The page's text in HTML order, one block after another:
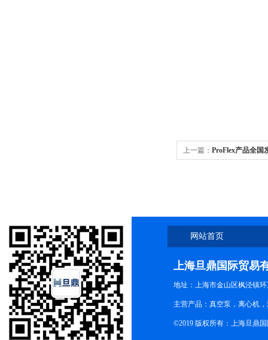
上一篇： ProFlex产品全国
网站首页
上海旦鼎国际贸易
地址：上海市金山区枫泾镇
主营产品：真空泵，离心机
©2019 版权所有：上海旦鼎